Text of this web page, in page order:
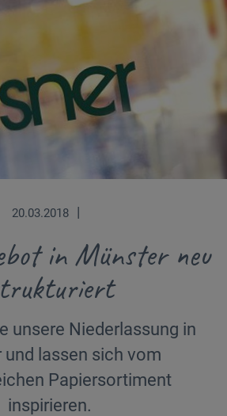
20.03.2018 |
in Münster neu
unsere Niederlassung in
und lassen sich vom
Papiersortiment
inspirieren.